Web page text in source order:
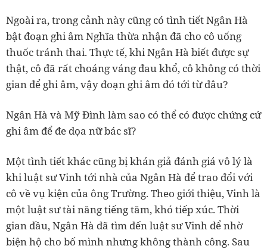
Ngoài ra, trong cảnh này cũng có tình tiết Ngân Hà
bật đoạn ghi âm Nghĩa thừa nhận đã cho cô uống
thuốc tránh thai. Thực tế, khi Ngân Hà biết được sự
thật, cô đã rất choáng váng đau khổ, cô không có thời
gian để ghi âm, vậy đoạn ghi âm đó tới từ đâu?
Ngân Hà và Mỹ Đình làm sao có thể có được chứng cứ
ghi âm để đe dọa nữ bác sĩ?
Một tình tiết khác cũng bị khán giả đánh giá vô lý là
khi luật sư Vinh tới nhà của Ngân Hà để trao đổi với
cô về vụ kiện của ông Trường. Theo giới thiệu, Vinh là
một luật sư tài năng tiếng tăm, khó tiếp xúc. Thời
gian đầu, Ngân Hà đã tìm đến luật sư Vinh để nhờ
biện hộ cho bố mình nhưng không thành công. Sau